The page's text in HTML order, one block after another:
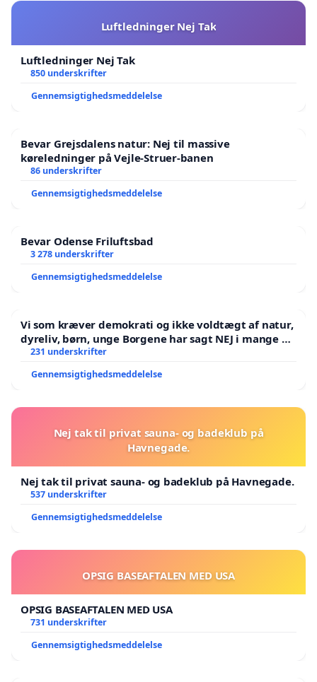
Luftledninger Nej Tak
Luftledninger Nej Tak
850 underskrifter
Gennemsigtighedsmeddelelse
Bevar Grejsdalens natur: Nej til massive
køreledninger på Vejle-Struer-banen
86 underskrifter
Gennemsigtighedsmeddelelse
Bevar Odense Friluftsbad
3 278 underskrifter
Gennemsigtighedsmeddelelse
Vi som kræver demokrati og ikke voldtægt af natur,
dyreliv, børn, unge Borgene har sagt NEJ i mange år.
Der er
231 underskrifter
Gennemsigtighedsmeddelelse
Nej tak til privat sauna- og badeklub på
Havnegade.
Nej tak til privat sauna- og badeklub på Havnegade.
537 underskrifter
Gennemsigtighedsmeddelelse
OPSIG BASEAFTALEN MED USA
OPSIG BASEAFTALEN MED USA
731 underskrifter
Gennemsigtighedsmeddelelse